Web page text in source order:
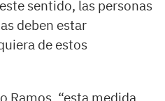
sentido, las personas
deben estar
de estos
Ramos, “esta medida